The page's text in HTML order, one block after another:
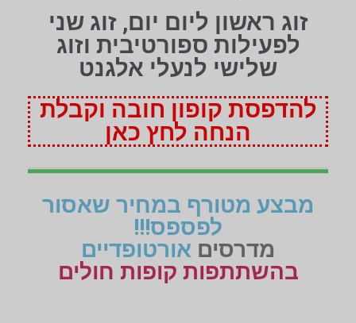
זוג ראשון ליום יום, זוג שני
לפעילות ספורטיבית וזוג
שלישי לנעלי אלגנט
להדפסת קופון חובה וקבלת
הנחה לחץ כאן
מבצע מטורף במחיר שאסור
לפספס!!!
מדרסים אורטופדיים
בהשתתפות קופות חולים